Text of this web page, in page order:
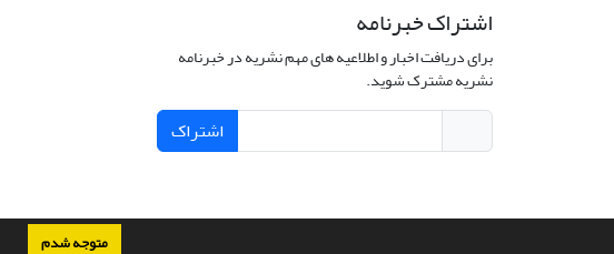
متوجه شدم
اشتراک خبرنامه
برای دریافت اخبار و اطلاعیه های مهم نشریه در خبرنامه
نشریه مشترک شوید.
اشتراک